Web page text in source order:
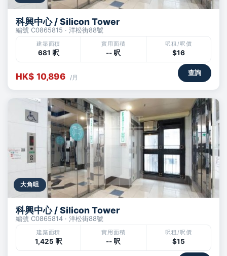
科興中心 / Silicon Tower
編號 C0865815 · 洋松街88號
建築面積
681 呎
實用面積
-- 呎
呎租/呎價
$16
HK$ 10,896 /月
查詢
大角咀
科興中心 / Silicon Tower
編號 C0865814 · 洋松街88號
建築面積
1,425 呎
實用面積
-- 呎
呎租/呎價
$15